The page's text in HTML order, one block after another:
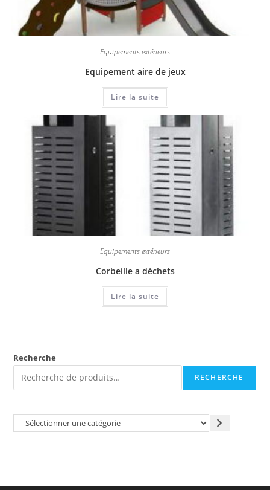
Equipements extérieurs
Equipement aire de jeux
Lire la suite
Equipements extérieurs
Corbeille a déchets
Lire la suite
Recherche
RECHERCHE